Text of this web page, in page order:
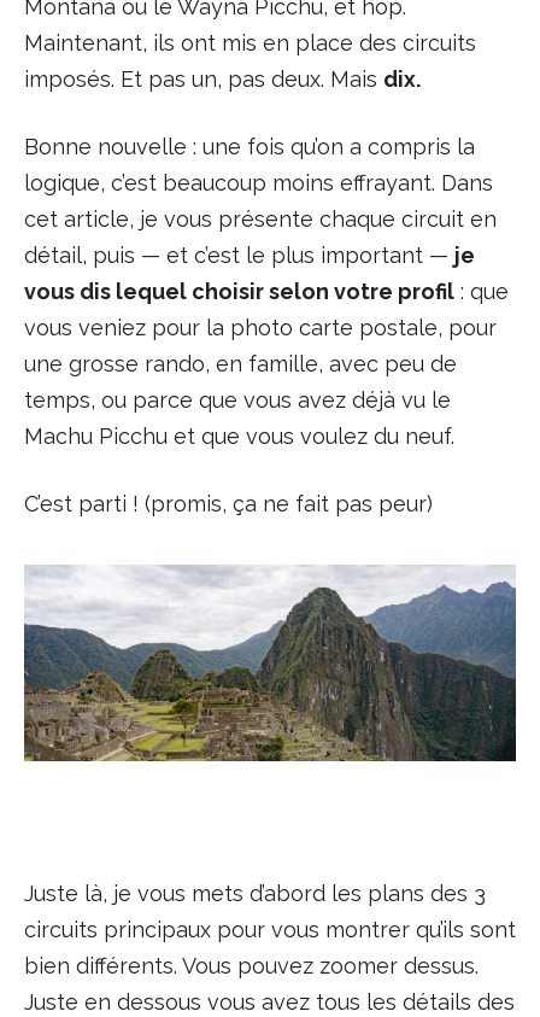
Montaña ou le Wayna Picchu, et hop.
Maintenant, ils ont mis en place des circuits
imposés. Et pas un, pas deux. Mais dix.
Bonne nouvelle : une fois qu’on a compris la
logique, c’est beaucoup moins effrayant. Dans
cet article, je vous présente chaque circuit en
détail, puis — et c’est le plus important — je
vous dis lequel choisir selon votre profil : que
vous veniez pour la photo carte postale, pour
une grosse rando, en famille, avec peu de
temps, ou parce que vous avez déjà vu le
Machu Picchu et que vous voulez du neuf.
C’est parti ! (promis, ça ne fait pas peur)
Juste là, je vous mets d’abord les plans des 3
circuits principaux pour vous montrer qu’ils sont
bien différents. Vous pouvez zoomer dessus.
Juste en dessous vous avez tous les détails des